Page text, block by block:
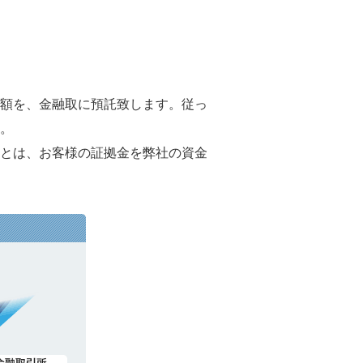
を、金融取に預託致します。従っ
は、お客様の証拠金を弊社の資金